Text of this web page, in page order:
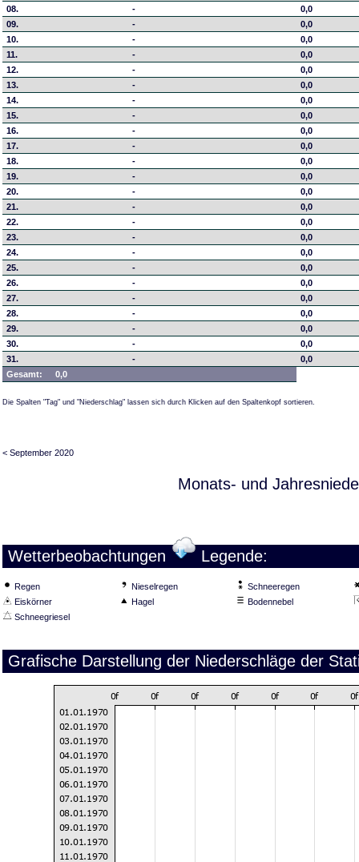
08.
-
0,0
09.
-
0,0
10.
-
0,0
11.
-
0,0
12.
-
0,0
13.
-
0,0
14.
-
0,0
15.
-
0,0
16.
-
0,0
17.
-
0,0
18.
-
0,0
19.
-
0,0
20.
-
0,0
21.
-
0,0
22.
-
0,0
23.
-
0,0
24.
-
0,0
25.
-
0,0
26.
-
0,0
27.
-
0,0
28.
-
0,0
29.
-
0,0
30.
-
0,0
31.
-
0,0
Gesamt:
0,0
Die Spalten "Tag" und "Niederschlag" lassen sich durch Klicken auf den Spaltenkopf sortieren.
< September 2020
Monats- und
Wetterbeobachtungen Legende:
Regen Nieselregen
Schneeregen
Eiskörner
Hagel
Bodennebel
Schneegriesel
Grafische Darstellung der Niederschläge der